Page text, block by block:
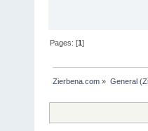
Pages: [1]
Zierbena.com » General